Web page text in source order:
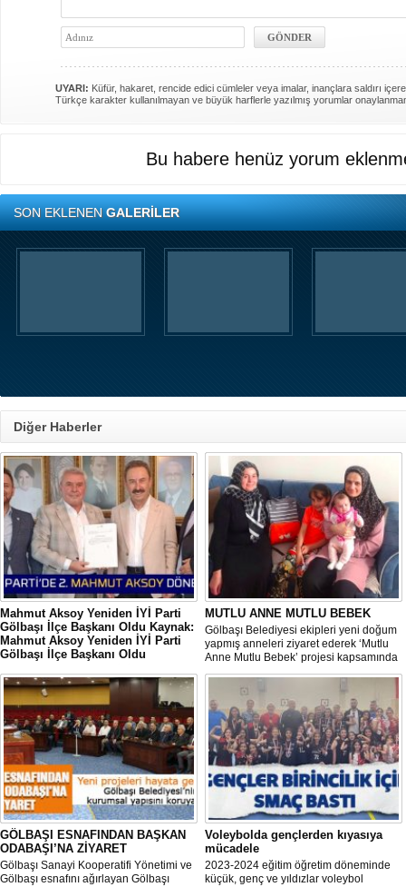
UYARI: Küfür, hakaret, rencide edici cümleler veya imalar, inançlara saldırı
Türkçe karakter kullanılmayan ve büyük harflerle yazılmış yorumlar
Bu habere henüz yorum
SON EKLENENGALERİLER
Diğer Haberler
Mahmut Aksoy Yeniden İYİ Parti
Gölbaşı İlçe Başkanı Oldu Kaynak:
Mahmut Aksoy Yeniden İYİ Parti
Gölbaşı İlçe Başkanı Oldu
Mahmut Aksoy Yeniden İYİ Parti Gölbaşı
İlçe Başkanı Oldu
MUTLU ANNE MUTLU BEBEK
Gölbaşı Belediyesi ekipleri yeni doğum
yapmış anneleri ziyaret ederek ‘Mutlu
Anne Mutlu Bebek’ projesi kapsamında
hem içerisinde doğum sonrası temel
ediyor hem de uygulamalı eğitim
veriyor.
GÖLBAŞI ESNAFINDAN BAŞKAN
ODABAŞI’NA ZİYARET
Gölbaşı Sanayi Kooperatifi Yönetimi ve
Gölbaşı esnafını ağırlayan Gölbaşı
Voleybolda gençlerden kıyasıya
mücadele
2023-2024 eğitim öğretim döneminde
küçük, genç ve yıldızlar voleybol